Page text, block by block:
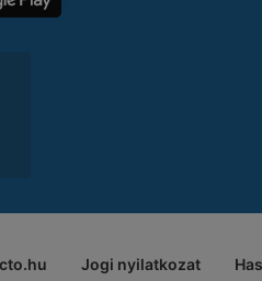
Jogi nyilatkozat